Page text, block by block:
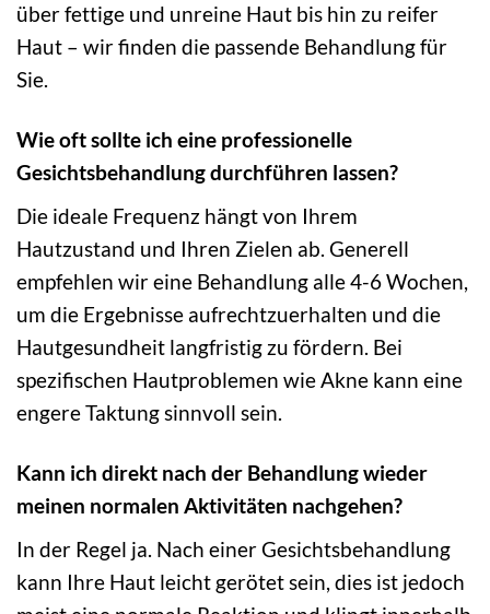
über fettige und unreine Haut bis hin zu reifer
Haut – wir finden die passende Behandlung für
Sie.
Wie oft sollte ich eine professionelle
Gesichtsbehandlung durchführen lassen?
Die ideale Frequenz hängt von Ihrem
Hautzustand und Ihren Zielen ab. Generell
empfehlen wir eine Behandlung alle 4-6 Wochen,
um die Ergebnisse aufrechtzuerhalten und die
Hautgesundheit langfristig zu fördern. Bei
spezifischen Hautproblemen wie Akne kann eine
engere Taktung sinnvoll sein.
Kann ich direkt nach der Behandlung wieder
meinen normalen Aktivitäten nachgehen?
In der Regel ja. Nach einer Gesichtsbehandlung
kann Ihre Haut leicht gerötet sein, dies ist jedoch